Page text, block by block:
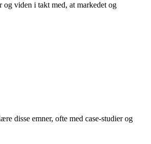
viden i takt med, at markedet og
disse emner, ofte med case-studier og